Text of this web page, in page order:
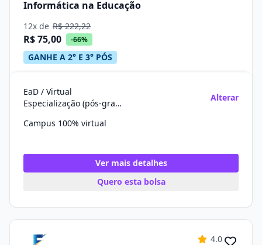
Informática na Educação
12x de R$ 222,22
R$ 75,00 -66%
GANHE A 2° E 3° PÓS
EaD / Virtual
Especialização (pós-graduação)
Alterar
Campus 100% virtual
Ver mais detalhes
Quero esta bolsa
4.0